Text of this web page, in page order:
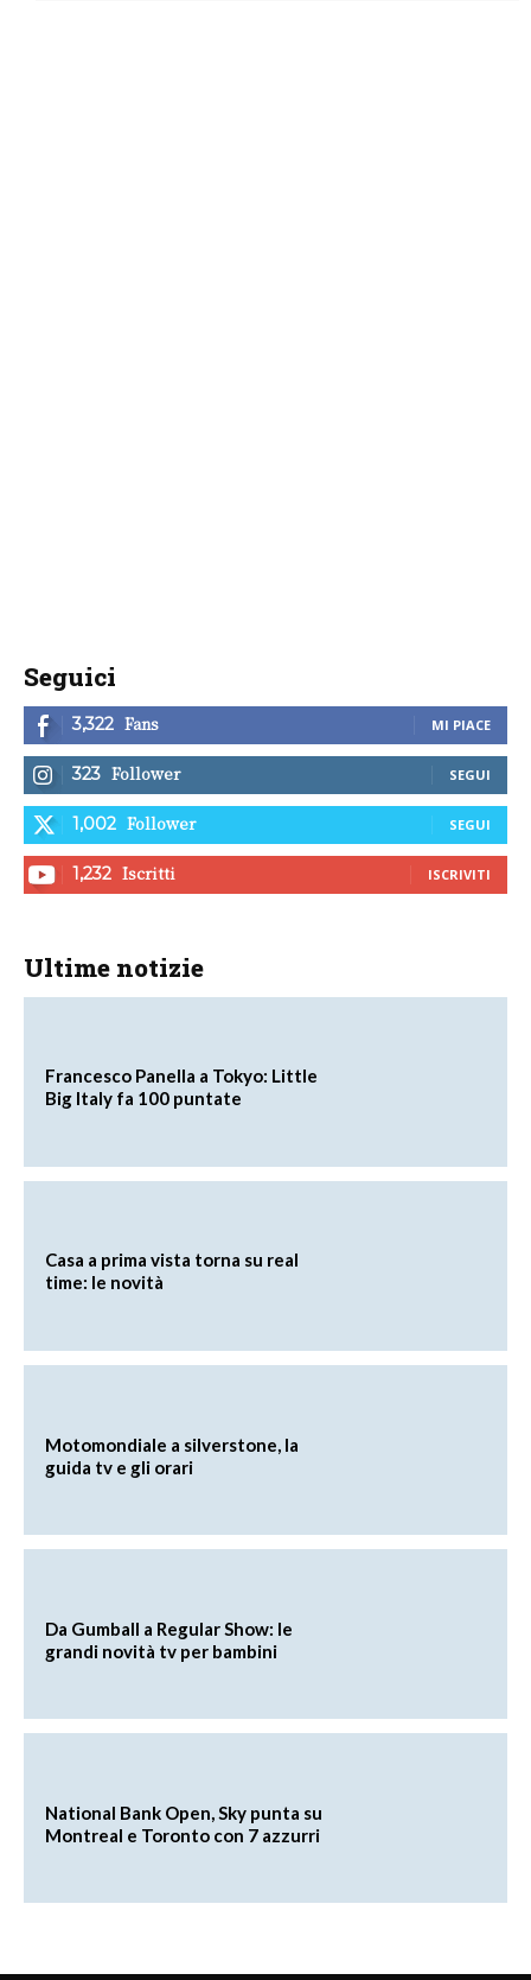
Seguici
3,322 Fans MI PIACE
323 Follower SEGUI
1,002 Follower SEGUI
1,232 Iscritti ISCRIVITI
Ultime notizie
Francesco Panella a Tokyo: Little
Big Italy fa 100 puntate
Casa a prima vista torna su real
time: le novità
Motomondiale a silverstone, la
guida tv e gli orari
Da Gumball a Regular Show: le
grandi novità tv per bambini
National Bank Open, Sky punta su
Montreal e Toronto con 7 azzurri